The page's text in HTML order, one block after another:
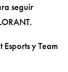
seguir
y Team